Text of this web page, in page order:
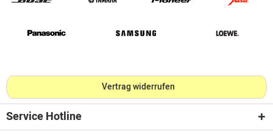
Vertrag widerrufen
Service Hotline